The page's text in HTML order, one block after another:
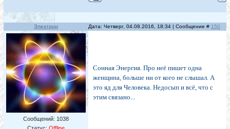
Электрон Дата: Четверг, 04.08.2016, 18:34 | Сообщение # 150
Сообщений: 1038
Сонная Энергия. Про неё пишет одна
женщина, больше ни от кого не слышал. А
это яд для Человека. Недосып и всё, что с
этим связано...